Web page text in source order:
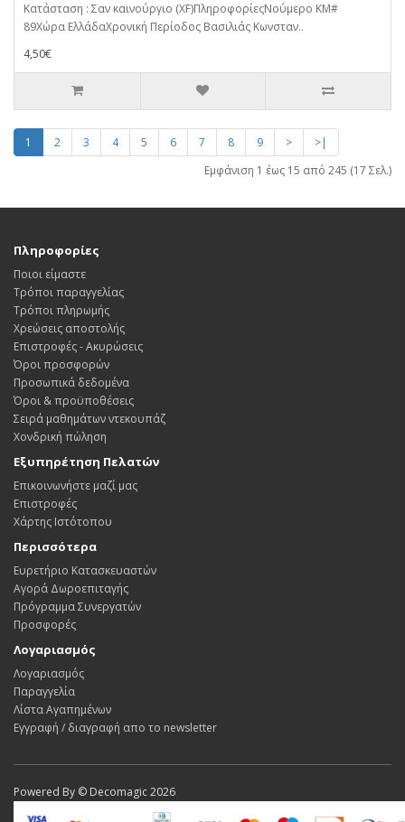
Κατάσταση : Σαν καινούργιο (XF)ΠληροφορίεςΝούμερο KM#
89Χώρα ΕλλάδαΧρονική Περίοδος Βασιλιάς Κωνσταν..
4,50€
1 2 3 4 5 6 7 8 9 >
>|
Εμφάνιση 1 έως 15 από 245 (17 Σελ.)
Πληροφορίες
Ποιοι είμαστε
Τρόποι παραγγελίας
Τρόποι πληρωμής
Χρεώσεις αποστολής
Επιστροφές - Ακυρώσεις
Όροι προσφορών
Προσωπικά δεδομένα
Όροι & προϋποθέσεις
Σειρά μαθημάτων ντεκουπάζ
Χονδρική πώληση
Εξυπηρέτηση Πελατών
Επικοινωνήστε μαζί μας
Επιστροφές
Χάρτης Ιστότοπου
Περισσότερα
Ευρετήριο Κατασκευαστών
Αγορά Δωροεπιταγής
Πρόγραμμα Συνεργατών
Προσφορές
Λογαριασμός
Λογαριασμός
Παραγγελία
Λίστα Αγαπημένων
Εγγραφή / διαγραφή απο το newsletter
Powered By © Decomagic 2026